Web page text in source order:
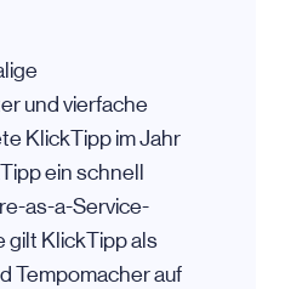
und vierfache
KlickTipp im Jahr
ein schnell
as-a-Service-
gilt KlickTipp als
Tempomacher auf